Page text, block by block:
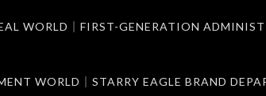
WORLD｜FIRST-GENERATION
WORLD｜STARRY EAGLE BRAND